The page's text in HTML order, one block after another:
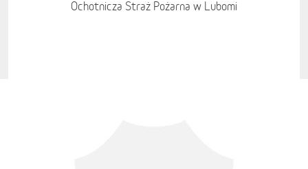
Ochotnicza Straż Pożarna w Lubomi